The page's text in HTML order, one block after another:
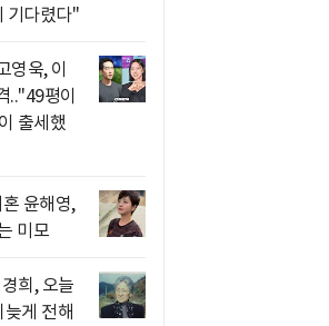
기다렸다"
영욱, 이
.."49평이
출세했
윤해영,
미모
희, 오늘
게 전해